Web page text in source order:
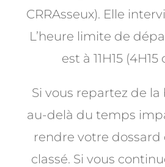
CRRAsseux). Elle
L’heure limite de
est à 11H15
Si vous repartez de
au-delà du temps
rendre votre dossard
classé. Si vous